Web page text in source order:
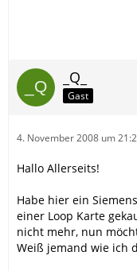
_Q_
Gast
4. November 2008 um
Hallo Allerseits!
Habe hier ein
einer Loop Karte
nicht mehr, nun
Weiß jemand wie ich